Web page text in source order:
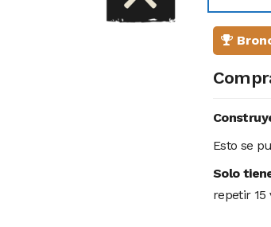
Esto se
Solo
repetir 15